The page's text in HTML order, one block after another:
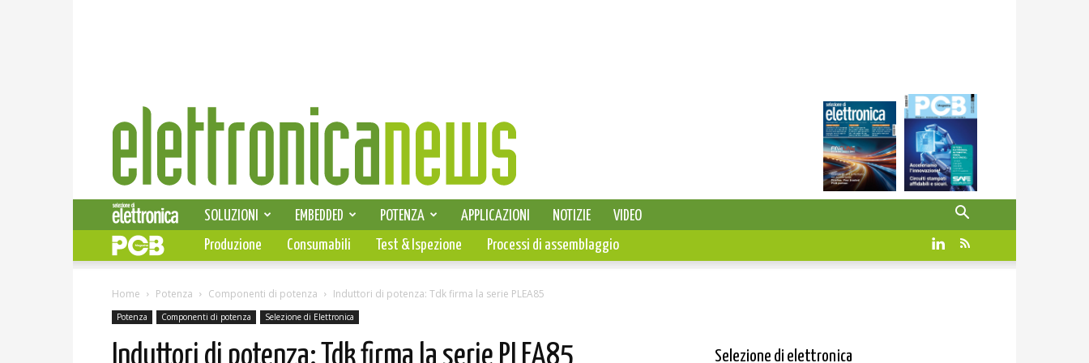
Elettronica
News
SELEZIONE DI ELETTRONICA
SOLUZIONI EMBEDDED POTENZA APPLICAZIONI NOTIZIE
VIDEO
PCB
Produzione Consumabili Test & Ispezione Processi di assemblaggio
Home Potenza Componenti di potenza Induttori di potenza: Tdk firma la serie PLEA85
Potenza Componenti di potenza Selezione di Elettronica
Induttori di potenza: Tdk firma la serie PLEA85 Selezione di elettronica